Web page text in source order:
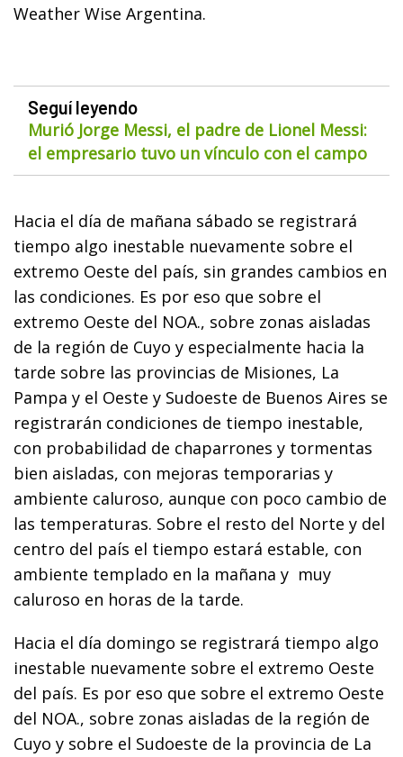
Weather Wise Argentina.
Seguí leyendo
Murió Jorge Messi, el padre de Lionel Messi:
el empresario tuvo un vínculo con el campo
Hacia el día de mañana sábado se registrará
tiempo algo inestable nuevamente sobre el
extremo Oeste del país, sin grandes cambios en
las condiciones. Es por eso que sobre el
extremo Oeste del NOA., sobre zonas aisladas
de la región de Cuyo y especialmente hacia la
tarde sobre las provincias de Misiones, La
Pampa y el Oeste y Sudoeste de Buenos Aires se
registrarán condiciones de tiempo inestable,
con probabilidad de chaparrones y tormentas
bien aisladas, con mejoras temporarias y
ambiente caluroso, aunque con poco cambio de
las temperaturas. Sobre el resto del Norte y del
centro del país el tiempo estará estable, con
ambiente templado en la mañana y muy
caluroso en horas de la tarde.
Hacia el día domingo se registrará tiempo algo
inestable nuevamente sobre el extremo Oeste
del país. Es por eso que sobre el extremo Oeste
del NOA., sobre zonas aisladas de la región de
Cuyo y sobre el Sudoeste de la provincia de La